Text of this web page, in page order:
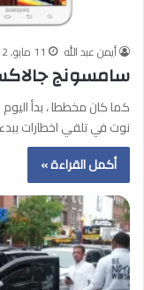
أيمن عبد الله 11 مايو, 2012
سامسونج
كما كان مخططا ، بدأ
نوت في تلقي اخطارات
أكمل القراءة »